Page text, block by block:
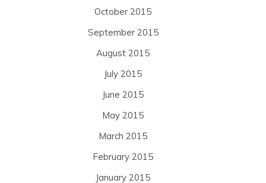
October 2015
September 2015
August 2015
July 2015
June 2015
May 2015
March 2015
February 2015
January 2015